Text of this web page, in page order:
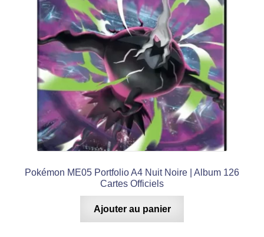
Pokémon ME05 Portfolio A4 Nuit Noire | Album 126
Cartes Officiels
Ajouter au panier